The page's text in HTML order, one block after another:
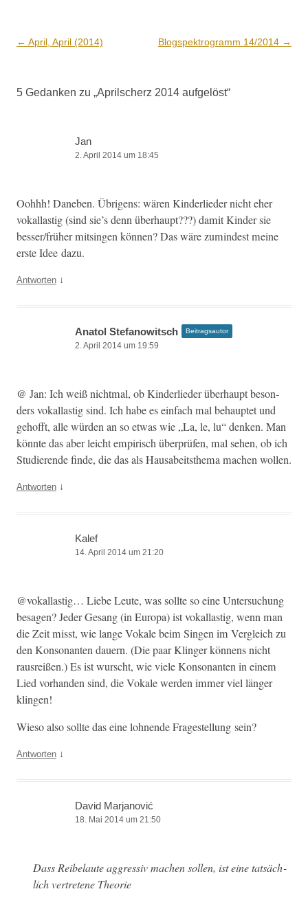
Beitrags-
← April, April (2014) Blogspektrogramm 14/2014 →
5 Gedanken zu „Aprilscherz 2014 aufgelöst“
Jan
2. April 2014 um 18:45
Oohhh! Daneben. Übri­gens: wären Kinder­lieder nicht eher
vokallastig (sind sie’s denn über­haupt???) damit Kinder sie
besser/früher mitsin­gen kön­nen? Das wäre zumin­d­est meine
erste Idee dazu.
Antworten ↓
Anatol Stefanowitsch Beitragsautor
2. April 2014 um 19:59
@ Jan: Ich weiß nicht­mal, ob Kinder­lieder über­haupt beson­
ders vokallastig sind. Ich habe es ein­fach mal behauptet und
gehofft, alle wür­den an so etwas wie „La, le, lu“ denken. Man
kön­nte das aber leicht empirisch über­prüfen, mal sehen, ob ich
Studierende finde, die das als Haus­abeit­s­the­ma machen wollen.
Antworten ↓
Kalef
14. April 2014 um 21:20
@vokallastig… Liebe Leute, was sollte so eine Unter­suchung
besagen? Jed­er Gesang (in Europa) ist vokallastig, wenn man
die Zeit misst, wie lange Vokale beim Sin­gen im Ver­gle­ich zu
den Kon­so­nan­ten dauern. (Die paar Klinger kön­nens nicht
raus­reißen.) Es ist wurscht, wie viele Kon­so­nan­ten in einem
Lied vorhan­den sind, die Vokale wer­den immer viel länger
klingen!
Wieso also sollte das eine lohnende Fragestel­lung sein?
Antworten ↓
David Marjanović
18. Mai 2014 um 21:50
Dass Reibelaute aggres­siv machen sollen, ist eine tat­säch­
lich vertretene Theorie